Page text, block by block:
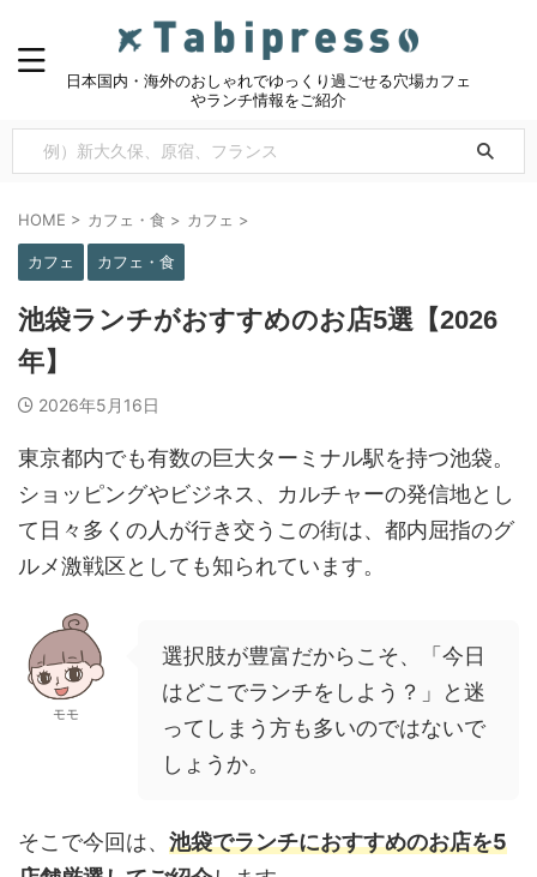
日本国内・海外のおしゃれでゆっくり過ごせる穴場カフェ
やランチ情報をご紹介
HOME > カフェ・食 > カフェ >
カフェ カフェ・食
池袋ランチがおすすめのお店5選【2026
年】
2026年5月16日
東京都内でも有数の巨大ターミナル駅を持つ池袋。
ショッピングやビジネス、カルチャーの発信地とし
て日々多くの人が行き交うこの街は、都内屈指のグ
ルメ激戦区としても知られています。
モモ
選択肢が豊富だからこそ、「今日
はどこでランチをしよう？」と迷
ってしまう方も多いのではないで
しょうか。
そこで今回は、 池袋でランチにおすすめのお店を5